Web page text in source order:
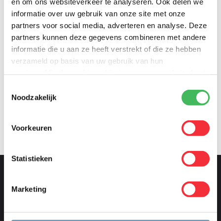
informatie over uw gebruik van onze site met onze
partners voor social media, adverteren en analyse. Deze
partners kunnen deze gegevens combineren met andere
informatie die u aan ze heeft verstrekt of die ze hebben
verzameld op basis van uw gebruik van hun
Noodzakelijk
Voorkeuren
Statistieken
Marketing
Dynalinq
Over ons
Onze expertises
Operations